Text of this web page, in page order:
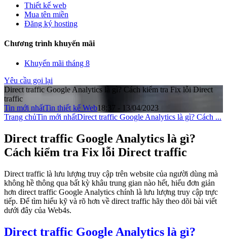
Thiết kế web
Mua tên miền
Đăng ký hosting
Chương trình khuyến mãi
Khuyến mãi tháng 8
Yêu cầu gọi lại
Direct traffic Google Analytics là gì? Cách kiểm tra Fix lỗi Direct
traffic
Tin mới nhấtTin thiết kế Web18:37 - 13/04/2023
Trang chủTin mới nhấtDirect traffic Google Analytics là gì? Cách ...
Direct traffic Google Analytics là gì?
Cách kiểm tra Fix lỗi Direct traffic
Direct traffic là lưu lượng truy cập trên website của người dùng mà
không hề thông qua bất kỳ khâu trung gian nào hết, hiểu đơn giản
hơn direct traffic Google Analytics chính là lưu lượng truy cập trực
tiếp. Để tìm hiểu kỹ và rõ hơn về direct traffic hãy theo dõi bài viết
dưới đây của Web4s.
Direct traffic Google Analytics là gì?